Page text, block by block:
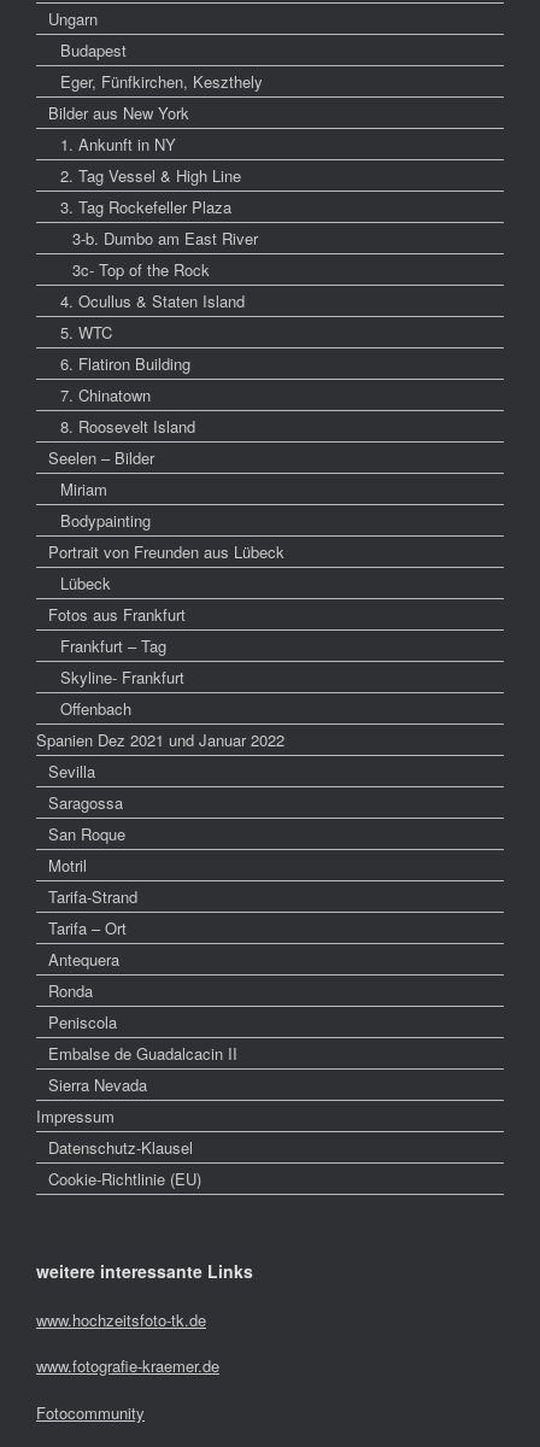
Ungarn
Budapest
Eger, Fünfkirchen, Keszthely
Bilder aus New York
1. Ankunft in NY
2. Tag Vessel & High Line
3. Tag Rockefeller Plaza
3-b. Dumbo am East River
3c- Top of the Rock
4. Ocullus & Staten Island
5. WTC
6. Flatiron Building
7. Chinatown
8. Roosevelt Island
Seelen – Bilder
Miriam
Bodypainting
Portrait von Freunden aus Lübeck
Lübeck
Fotos aus Frankfurt
Frankfurt – Tag
Skyline- Frankfurt
Offenbach
Spanien Dez 2021 und Januar 2022
Sevilla
Saragossa
San Roque
Motril
Tarifa-Strand
Tarifa – Ort
Antequera
Ronda
Peniscola
Embalse de Guadalcacin II
Sierra Nevada
Impressum
Datenschutz-Klausel
Cookie-Richtlinie (EU)
weitere interessante Links
www.hochzeitsfoto-tk.de
www.fotografie-kraemer.de
Fotocommunity